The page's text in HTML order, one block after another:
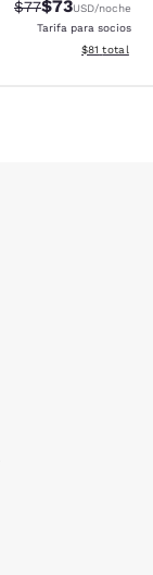
Precio tachado:
$77Precio con
$73USD/noche
Tarifa para socios
Ver detalles
$81 total